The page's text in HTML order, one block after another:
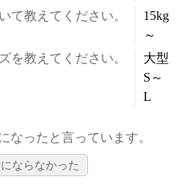
て教えてください。
15kg
～
を教えてください。
大型
S～
L
なったと言っています。
ならなかった